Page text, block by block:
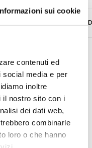
sui cookie
contenuti ed
social media e per
inoltre
il nostro sito con i
dei dati web,
combinarle
loro o che hanno